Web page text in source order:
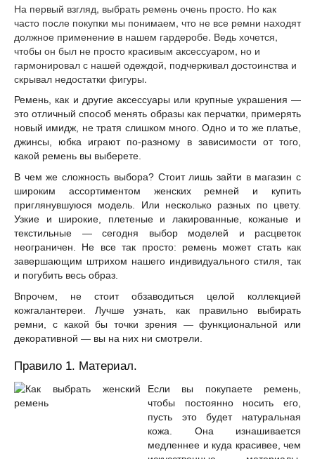
На первый взгляд, выбрать ремень очень просто. Но как
часто после покупки мы понимаем, что не все ремни находят
должное применение в нашем гардеробе. Ведь хочется,
чтобы он был не просто красивым аксессуаром, но и
гармонировал с нашей одеждой, подчеркивал достоинства и
скрывал недостатки фигуры.
Ремень, как и другие аксессуары или крупные украшения —
это отличный способ менять образы как перчатки, примерять
новый имидж, не тратя слишком много. Одно и то же платье,
джинсы, юбка играют по-разному в зависимости от того,
какой ремень вы выберете.
В чем же сложность выбора? Стоит лишь зайти в магазин с
широким ассортиментом женских ремней и купить
приглянувшуюся модель. Или несколько разных по цвету.
Узкие и широкие, плетеные и лакированные, кожаные и
текстильные — сегодня выбор моделей и расцветок
неограничен. Не все так просто: ремень может стать как
завершающим штрихом нашего индивидуального стиля, так
и погубить весь образ.
Впрочем, не стоит обзаводиться целой коллекцией
кожгалантереи. Лучше узнать, как правильно выбирать
ремни, с какой бы точки зрения — функциональной или
декоративной — вы на них ни смотрели.
Правило 1. Материал.
Если вы покупаете ремень,
чтобы постоянно носить его,
пусть это будет натуральная
кожа. Она изнашивается
медленнее и куда красивее, чем